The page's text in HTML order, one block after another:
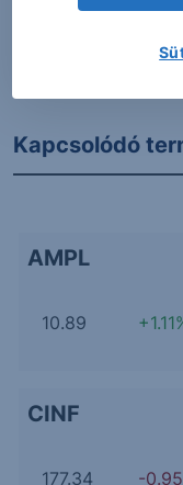
Kapcsolódó
AMPL
10.89
CINF
177.34 -